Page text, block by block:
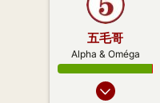
五毛哥
Alpha & Oméga
04 Fev 2013